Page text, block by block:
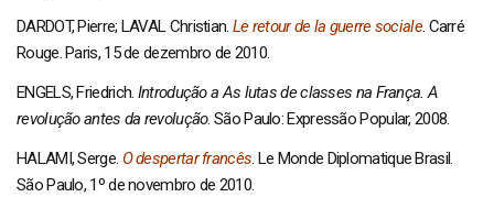
DARDOT, Pierre; LAVAL Christian. Le retour de la guerre sociale. Carré
Rouge. Paris, 15 de dezembro de 2010.
ENGELS, Friedrich. Introdução a As lutas de classes na França. A
revolução antes da revolução. São Paulo: Expressão Popular, 2008.
HALAMI, Serge. O despertar francês . Le Monde Diplomatique Brasil.
São Paulo, 1º de novembro de 2010.